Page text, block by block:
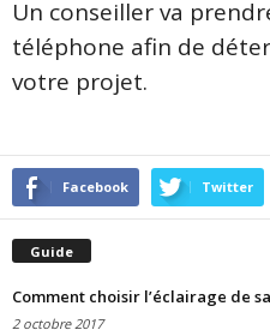
Un conseiller va
téléphone afin de
votre projet.
Facebook Twitter
Guide
Comment choisir l’éclairage de
2 octobre 2017